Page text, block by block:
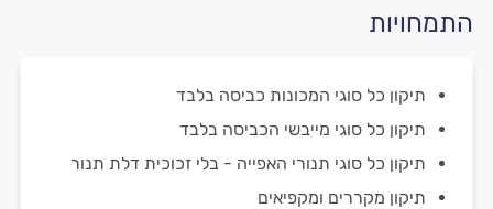
התמחויות
תיקון כל סוגי המכונות כביסה בלבד
תיקון כל סוגי מייבשי הכביסה בלבד
תיקון כל סוגי תנורי האפייה - בלי זכוכית דלת תנור
תיקון מקררים ומקפיאים